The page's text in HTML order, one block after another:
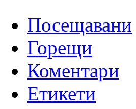
Посещавани
Горещи
Коментари
Етикети